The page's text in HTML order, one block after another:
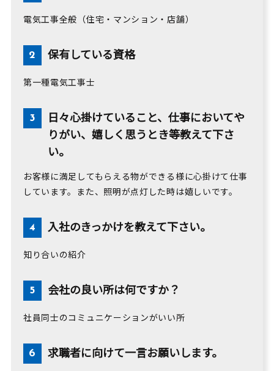
電気工事全般（住宅・マンション・店舗）
保有している資格
第一種電気工事士
日々心掛けていること、仕事においてや
りがい、嬉しく思うとき等教えて下さ
い。
お客様に満足してもらえる物ができる様に心掛けて仕事
しています。また、照明が点灯した時は嬉しいです。
入社のきっかけを教えて下さい。
知り合いの紹介
会社の良い所は何ですか？
社員同士のコミュニケーションがいい所
求職者に向けて一言お願いします。